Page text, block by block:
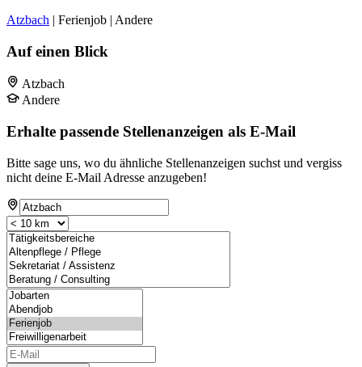
Atzbach | Ferienjob | Andere
Auf einen Blick
Atzbach
Andere
Erhalte passende Stellenanzeigen als E-Mail
Bitte sage uns, wo du ähnliche Stellenanzeigen suchst und vergiss
nicht deine E-Mail Adresse anzugeben!